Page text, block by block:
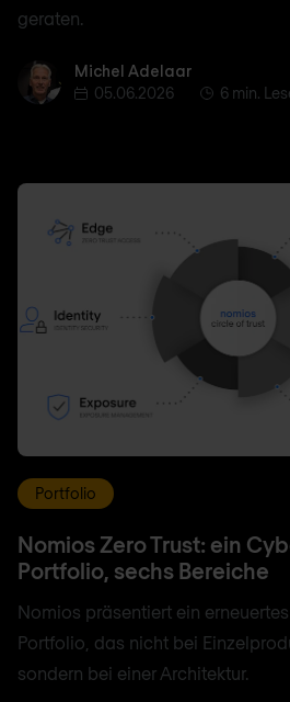
geraten.
Michel Adelaar
Michel Adelaar
05.06.2026
6 min.
Portfolio
Nomios Zero Trust: ein
Portfolio, sechs Bereiche
Nomios präsentiert ein
Portfolio, das nicht bei
sondern bei einer Architektur.